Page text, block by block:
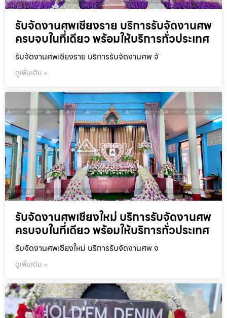
รับจัดงานศพเชียงราย บริการรับจัดงานศพ
ครบจบในที่เดียว พร้อมให้บริการทั่วประเทศ
รับจัดงานศพเชียงราย บริการรับจัดงานศพ จั
ดูเพิ่มเติม »
รับจัดงานศพเชียงใหม่ บริการรับจัดงานศพ
ครบจบในที่เดียว พร้อมให้บริการทั่วประเทศ
รับจัดงานศพเชียงใหม่ บริการรับจัดงานศพ จ
ดูเพิ่มเติม »